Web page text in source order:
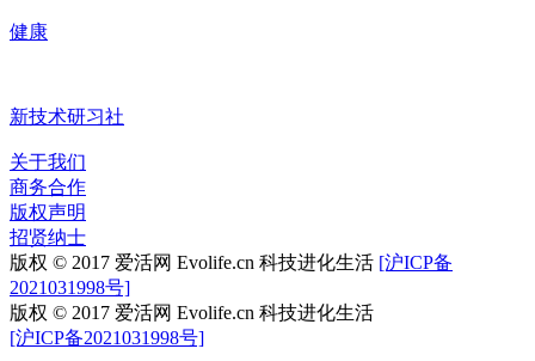
健康
新技术研习社
关于我们
商务合作
版权声明
招贤纳士
版权 © 2017 爱活网 Evolife.cn 科技进化生活 [沪ICP备
2021031998号]
版权 © 2017 爱活网 Evolife.cn 科技进化生活
[沪ICP备2021031998号]